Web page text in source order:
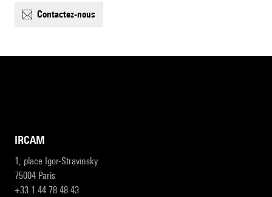
contactez-nous
IRCAM
1, place Igor-Stravinsky
75004 Paris
+33 1 44 78 48 43